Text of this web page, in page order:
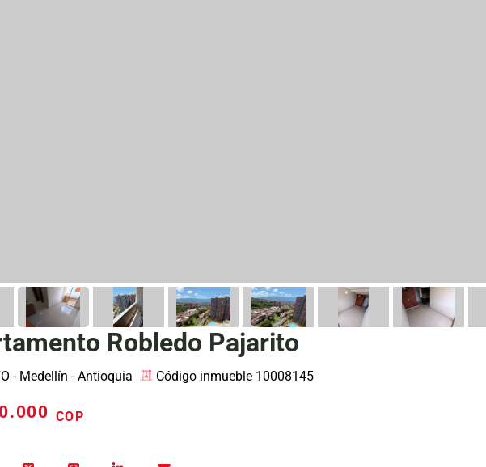
Robledo Pajarito
- Medellín - Antioquia Código inmueble 10008145
COP